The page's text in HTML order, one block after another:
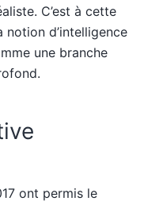
C’est à cette
notion d’intelligence
une branche
ont permis le